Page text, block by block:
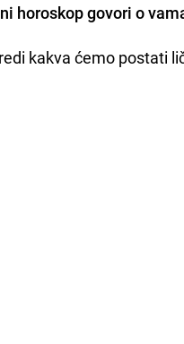
horoskop govori o
kakva ćemo postati